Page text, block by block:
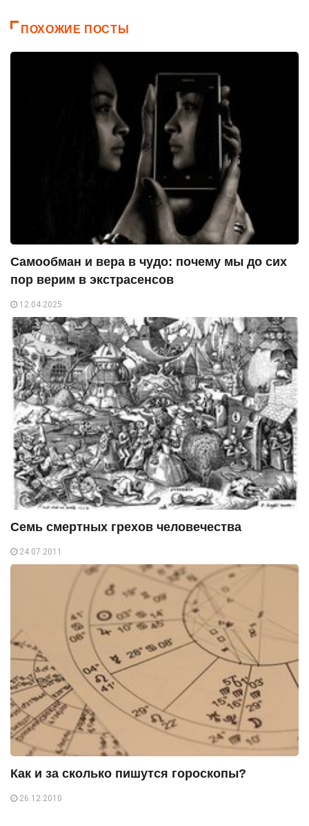
ПОХОЖИЕ ПОСТЫ
Самообман и вера в чудо: почему мы до сих
пор верим в экстрасенсов
12.04.2025
Семь смертных грехов человечества
24.07.2011
Как и за сколько пишутся гороскопы?
26.12.2010